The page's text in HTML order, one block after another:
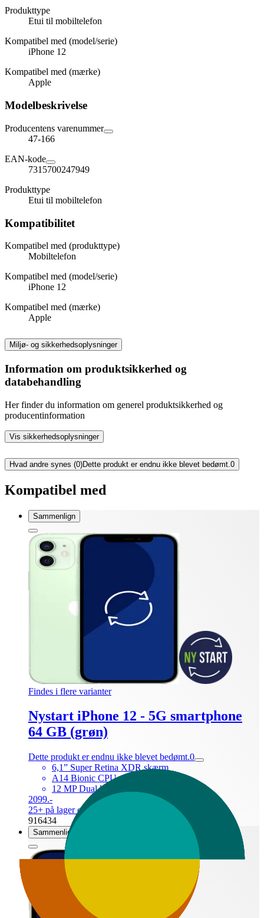
Produkttype
Etui til mobiltelefon
Kompatibel med (model/serie)
iPhone 12
Kompatibel med (mærke)
Apple
Modelbeskrivelse
Producentens varenummer
47-166
EAN-kode
7315700247949
Produkttype
Etui til mobiltelefon
Kompatibilitet
Kompatibel med (produkttype)
Mobiltelefon
Kompatibel med (model/serie)
iPhone 12
Kompatibel med (mærke)
Apple
Miljø- og sikkerhedsoplysninger
Information om produktsikkerhed og
databehandling
Her finder du information om generel produktsikkerhed og
producentinformation
Vis sikkerhedsoplysninger
Hvad andre synes (0)Dette produkt er endnu ikke blevet bedømt. 0
Kompatibel med
Sammenlign
Findes i flere varianter
Nystart iPhone 12 - 5G smartphone
64 GB (grøn)
Dette produkt er endnu ikke blevet bedømt.0
6,1” Super Retina XDR skærm
A14 Bionic CPU med 5G støtte
12 MP Dual kamerasystem
2099.-
25+ på lager online
| På lager i 1 varehus(e).
916434
Sammenlign